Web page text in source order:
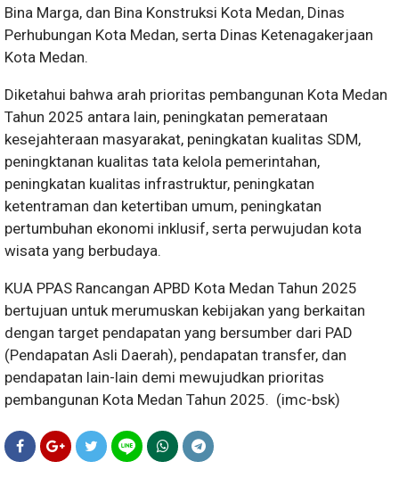
Bina Marga, dan Bina Konstruksi Kota Medan, Dinas
Perhubungan Kota Medan, serta Dinas Ketenagakerjaan
Kota Medan.
Diketahui bahwa arah prioritas pembangunan Kota Medan
Tahun 2025 antara lain, peningkatan pemerataan
kesejahteraan masyarakat, peningkatan kualitas SDM,
peningktanan kualitas tata kelola pemerintahan,
peningkatan kualitas infrastruktur, peningkatan
ketentraman dan ketertiban umum, peningkatan
pertumbuhan ekonomi inklusif, serta perwujudan kota
wisata yang berbudaya.
KUA PPAS Rancangan APBD Kota Medan Tahun 2025
bertujuan untuk merumuskan kebijakan yang berkaitan
dengan target pendapatan yang bersumber dari PAD
(Pendapatan Asli Daerah), pendapatan transfer, dan
pendapatan lain-lain demi mewujudkan prioritas
pembangunan Kota Medan Tahun 2025. (imc-bsk)